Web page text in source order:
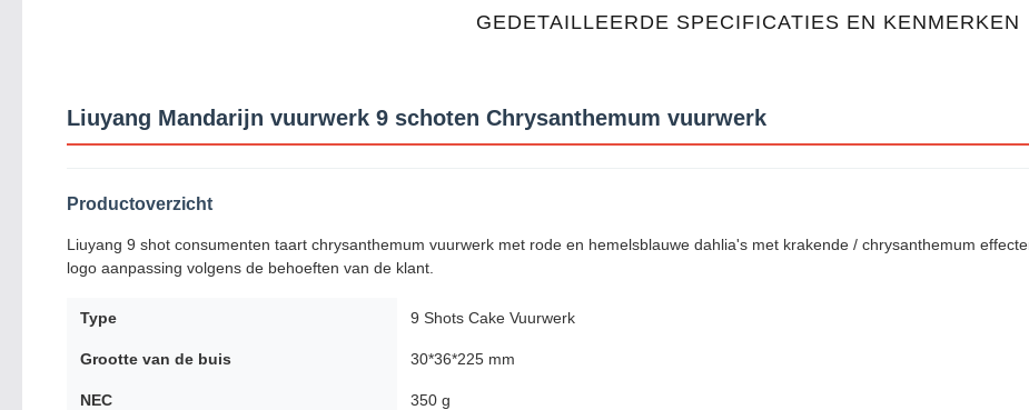
GEDETAILLEERDE SPECIFICATIES EN KENMERKEN
Liuyang Mandarijn vuurwerk 9 schoten Chrysanthemum vuurwerk
Productoverzicht
Liuyang 9 shot consumenten taart chrysanthemum vuurwerk met rode en hemelsblauwe dahlia's met krakende / chrysanthemum
logo aanpassing volgens de behoeften van de klant.
Type 9 Shots Cake Vuurwerk
Grootte van de buis 30*36*225 mm
NEC 350 g